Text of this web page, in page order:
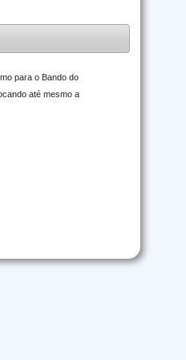
para o Bando do
até mesmo a